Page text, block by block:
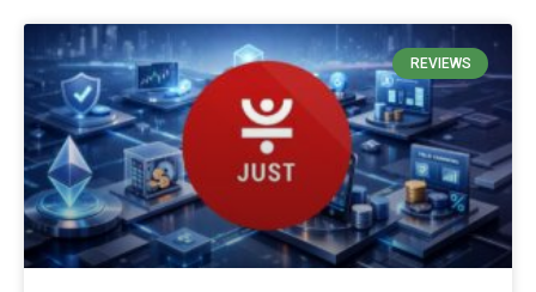
REVIEWS